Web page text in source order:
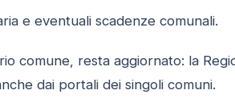
e eventuali scadenze comunali.
comune, resta aggiornato: la
dai portali dei singoli comuni.